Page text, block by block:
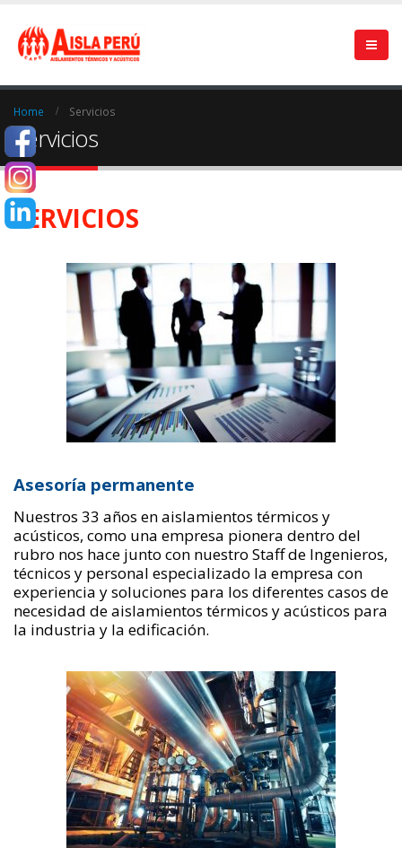
Home Servicios
Servicios
SERVICIOS
Asesoría permanente
Nuestros 33 años en aislamientos térmicos y
acústicos, como una empresa pionera dentro del
rubro nos hace junto con nuestro Staff de Ingenieros,
técnicos y personal especializado la empresa con
experiencia y soluciones para los diferentes casos de
necesidad de aislamientos térmicos y acústicos para
la industria y la edificación.